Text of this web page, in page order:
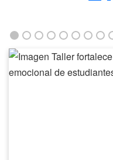
Taller
fortalece